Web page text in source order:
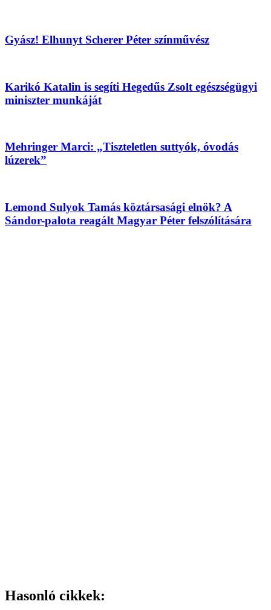
Gyász! Elhunyt Scherer Péter színművész
Karikó Katalin is segíti Hegedűs Zsolt egészségügyi
miniszter munkáját
Mehringer Marci: „Tiszteletlen suttyók, óvodás
lúzerek”
Lemond Sulyok Tamás köztársasági elnök? A
Sándor-palota reagált Magyar Péter felszólítására
Hasonló cikkek: